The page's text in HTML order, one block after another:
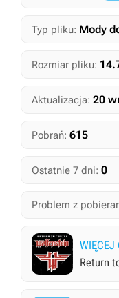
Typ pliku: Mody
Rozmiar pliku:
Aktualizacja: 20
Pobrań: 615
Ostatnie 7 dni: 0
Problem z
WIĘCEJ
Return